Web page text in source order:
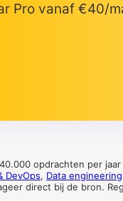
Pro vanaf €40/
opdrachten per
DevOps, Data engineering
direct bij de bron.